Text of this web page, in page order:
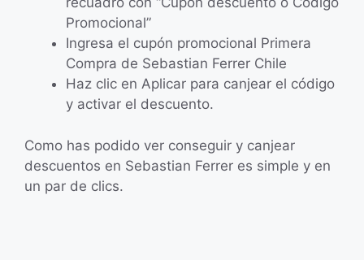
Promocional”
Ingresa el cupón promocional Primera
Compra de Sebastian Ferrer Chile
Haz clic en Aplicar para canjear el código
y activar el descuento.
Como has podido ver conseguir y canjear
descuentos en Sebastian Ferrer es simple y en
un par de clics.